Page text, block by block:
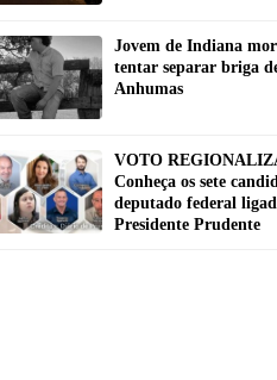
Jovem de Indiana
tentar separar briga
Anhumas
VOTO
Conheça os sete
deputado federal
Presidente Prudente